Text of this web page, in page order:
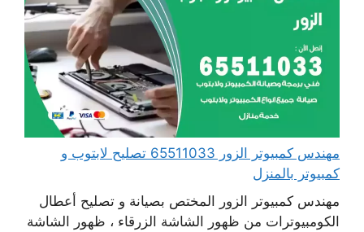
مهندس كمبيوتر الزور 65511033 تصليح لابتوب و
كمبيوتر بالمنزل
مهندس كمبيوتر الزور المختص بصيانة و تصليح أعطال
الكومبيوترات من ظهور الشاشة الزرقاء ، ظهور الشاشة